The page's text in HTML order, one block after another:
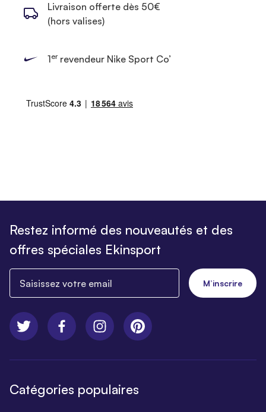
Livraison offerte dès 50€
(hors valises)
1errevendeur Nike Sport Co’
Restez informé des nouveautés et des
offres spéciales Ekinsport
M’inscrire
Catégories populaires